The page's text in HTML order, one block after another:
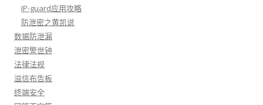
IP-guard应用攻略
防泄密之黄凯说
数据防泄漏
泄密警世钟
法律法规
溢信布告板
终端安全